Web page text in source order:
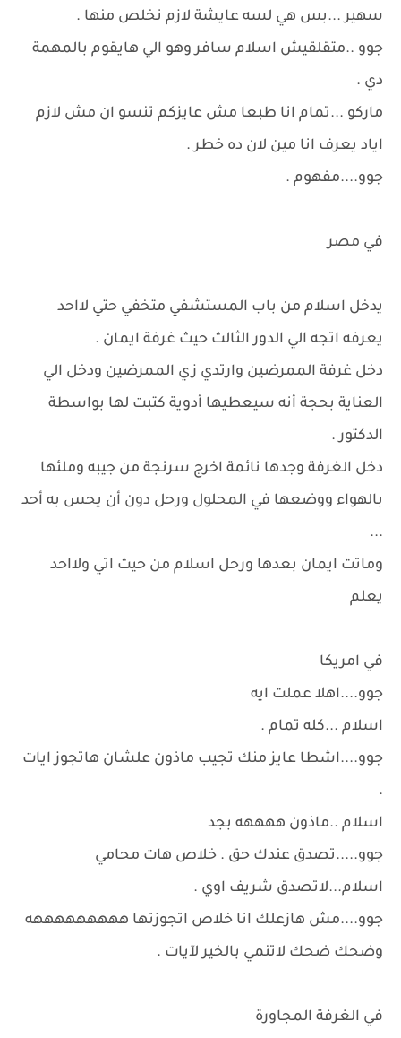
سهير ...بس هي لسه عايشة لازم نخلص منها .
جوو ..متقلقيش اسلام سافر وهو الي هايقوم بالمهمة
دي .
ماركو ...تمام انا طبعا مش عايزكم تنسو ان مش لازم
اياد يعرف انا مين لان ده خطر .
جوو....مفهوم .
في مصر
يدخل اسلام من باب المستشفي متخفي حتي لااحد
يعرفه اتجه الي الدور الثالث حيث غرفة ايمان .
دخل غرفة الممرضين وارتدي زي الممرضين ودخل الي
العناية بحجة أنه سيعطيها أدوية كتبت لها بواسطة
الدكتور .
دخل الغرفة وجدها نائمة اخرج سرنجة من جيبه وملئها
بالهواء ووضعها في المحلول ورحل دون أن يحس به أحد
...
وماتت ايمان بعدها ورحل اسلام من حيث اتي ولااحد
يعلم
في امريكا
جوو....اهلا عملت ايه
اسلام ...كله تمام .
جوو....اشطا عايز منك تجيب ماذون علشان هاتجوز ايات
.
اسلام ..ماذون ههههه بجد
جوو.....تصدق عندك حق . خلاص هات محامي
اسلام...لاتصدق شريف اوي .
جوو....مش هازعلك انا خلاص اتجوزتها هههههههههه
وضحك ضحك لاتنمي بالخير لآيات .
في الغرفة المجاورة